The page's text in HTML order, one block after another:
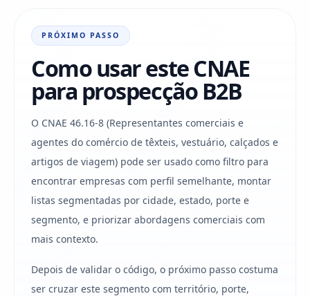
PRÓXIMO PASSO
Como usar este CNAE
para prospecção B2B
O CNAE 46.16-8 (Representantes comerciais e
agentes do comércio de têxteis, vestuário, calçados e
artigos de viagem) pode ser usado como filtro para
encontrar empresas com perfil semelhante, montar
listas segmentadas por cidade, estado, porte e
segmento, e priorizar abordagens comerciais com
mais contexto.
Depois de validar o código, o próximo passo costuma
ser cruzar este segmento com território, porte,